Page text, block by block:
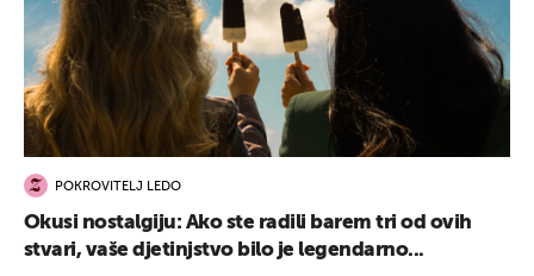
POKROVITELJ LEDO
Okusi nostalgiju: Ako ste radili barem tri od ovih
stvari, vaše djetinjstvo bilo je legendarno...
UKLJUČITE NOTIFIKACIJE